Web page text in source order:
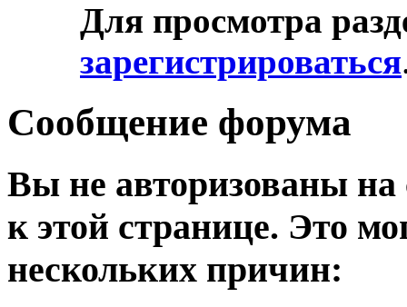
Для просмотра
зарегистрироваться
Сообщение форума
Вы не авторизованы на
к этой странице. Это
нескольких причин: